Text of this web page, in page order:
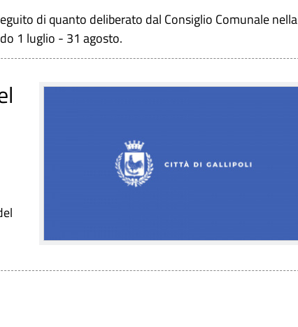
di quanto deliberato dal Consiglio Comunale nella
1 luglio - 31 agosto.